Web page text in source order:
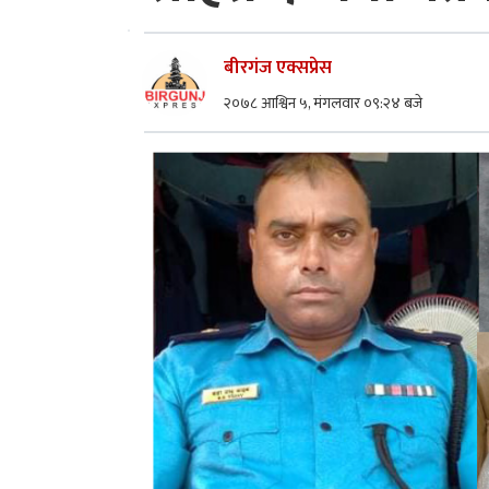
बीरगंज एक्सप्रेस
२०७८ आश्विन ५, मंगलवार ०९:२४ बजे